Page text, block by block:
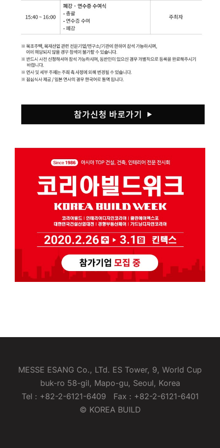
MESSE ESANG Co., LTd. ES Tower, 9, World Cup
buk-ro 58-gil, Mapo-gu, Seoul, Korea
Tel : +82-2-6121-6409 Fax : +82-2-6121-6401
© KOREA BUILD